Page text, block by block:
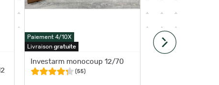
Paiement 4/10X
Livraison gratuite
Investarm monocoup 12/70
(55)